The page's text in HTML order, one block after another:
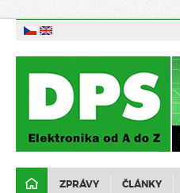
ZPRÁVY ČLÁNKY